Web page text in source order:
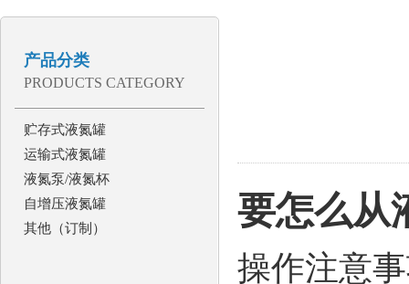
产品分类
PRODUCTS CATEGORY
贮存式液氮罐
运输式液氮罐
液氮泵/液氮杯
自增压液氮罐
其他（订制）
要怎么从
操作注意